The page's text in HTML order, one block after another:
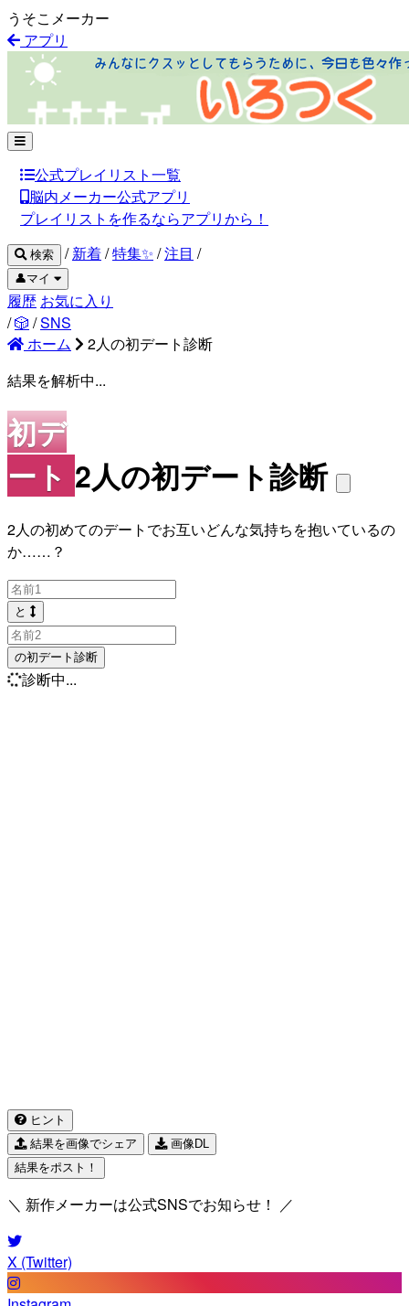
うそこメーカー
アプリ
公式プレイリスト一覧
脳内メーカー公式アプリ
プレイリストを作るならアプリから！
検索 / 新着/特集✨ /注目 /
👤マイ
履歴 お気に入り
/🎲 /SNS
ホーム
2人の初デート診断
結果を解析中...
初デ
ート 2人の初デート診断
2人の初めてのデートでお互いどんな気持ちを抱いているの
か……？
と
の初デート診断
診断中...
ヒント
結果を画像でシェア
画像DL
結果をポスト！
＼ 新作メーカーは公式SNSでお知らせ！ ／
X (Twitter)